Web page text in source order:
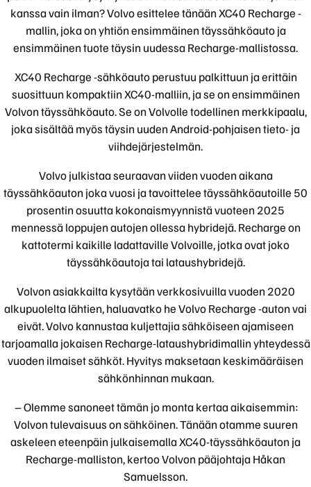
kanssa vain ilman? Volvo esittelee tänään XC40 Recharge -
mallin, joka on yhtiön ensimmäinen täyssähköauto ja
ensimmäinen tuote täysin uudessa Recharge-mallistossa.
XC40 Recharge -sähköauto perustuu palkittuun ja erittäin
suosittuun kompaktiin XC40-malliin, ja se on ensimmäinen
Volvon täyssähköauto. Se on Volvolle todellinen merkkipaalu,
joka sisältää myös täysin uuden Android-pohjaisen tieto- ja
viihdejärjestelmän.
Volvo julkistaa seuraavan viiden vuoden aikana
täyssähköauton joka vuosi ja tavoittelee täyssähköautoille 50
prosentin osuutta kokonaismyynnistä vuoteen 2025
mennessä loppujen autojen ollessa hybridejä. Recharge on
kattotermi kaikille ladattaville Volvoille, jotka ovat joko
täyssähköautoja tai lataushybridejä.
Volvon asiakkailta kysytään verkkosivuilla vuoden 2020
alkupuolelta lähtien, haluavatko he Volvo Recharge -auton vai
eivät. Volvo kannustaa kuljettajia sähköiseen ajamiseen
tarjoamalla jokaisen Recharge-lataushybridimallin yhteydessä
vuoden ilmaiset sähköt. Hyvitys maksetaan keskimääräisen
sähkönhinnan mukaan.
– Olemme sanoneet tämän jo monta kertaa aikaisemmin:
Volvon tulevaisuus on sähköinen. Tänään otamme suuren
askeleen eteenpäin julkaisemalla XC40-täyssähköauton ja
Recharge-malliston, kertoo Volvon pääjohtaja Håkan
Samuelsson.